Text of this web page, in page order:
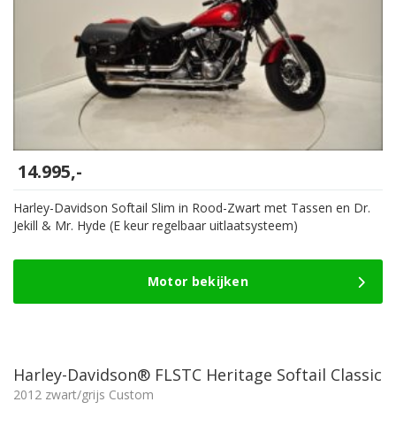
14.995,-
Harley-Davidson Softail Slim in Rood-Zwart met Tassen en Dr.
Jekill & Mr. Hyde (E keur regelbaar uitlaatsysteem)
Motor bekijken
Harley-Davidson® FLSTC Heritage Softail Classic
2012 zwart/grijs Custom